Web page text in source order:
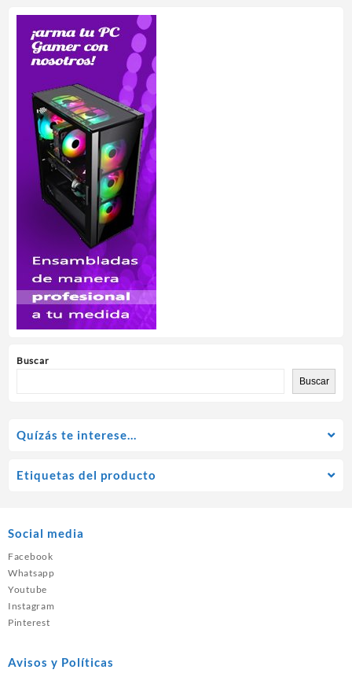
Buscar
Buscar
Quízás te interese…
Etiquetas del producto
Social media
Facebook
Whatsapp
Youtube
Instagram
Pinterest
Avisos y Políticas